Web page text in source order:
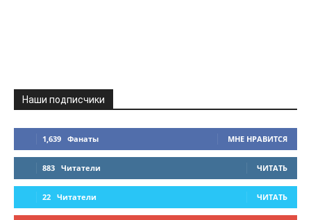
Наши подписчики
1,639 Фанаты МНЕ НРАВИТСЯ
883 Читатели ЧИТАТЬ
22 Читатели ЧИТАТЬ